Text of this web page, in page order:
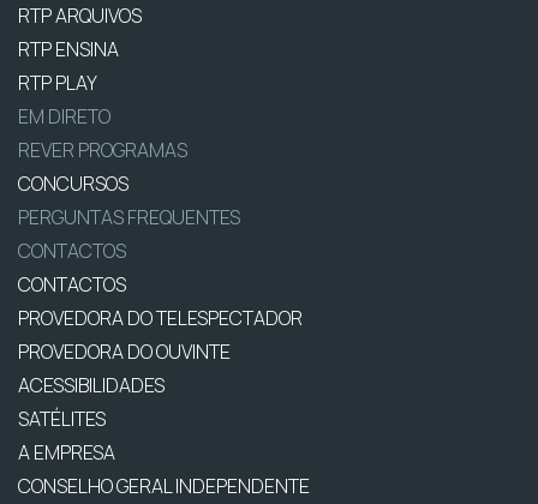
RTP ARQUIVOS
RTP ENSINA
RTP PLAY
EM DIRETO
REVER PROGRAMAS
CONCURSOS
PERGUNTAS FREQUENTES
CONTACTOS
CONTACTOS
PROVEDORA DO TELESPECTADOR
PROVEDORA DO OUVINTE
ACESSIBILIDADES
SATÉLITES
A EMPRESA
CONSELHO GERAL INDEPENDENTE